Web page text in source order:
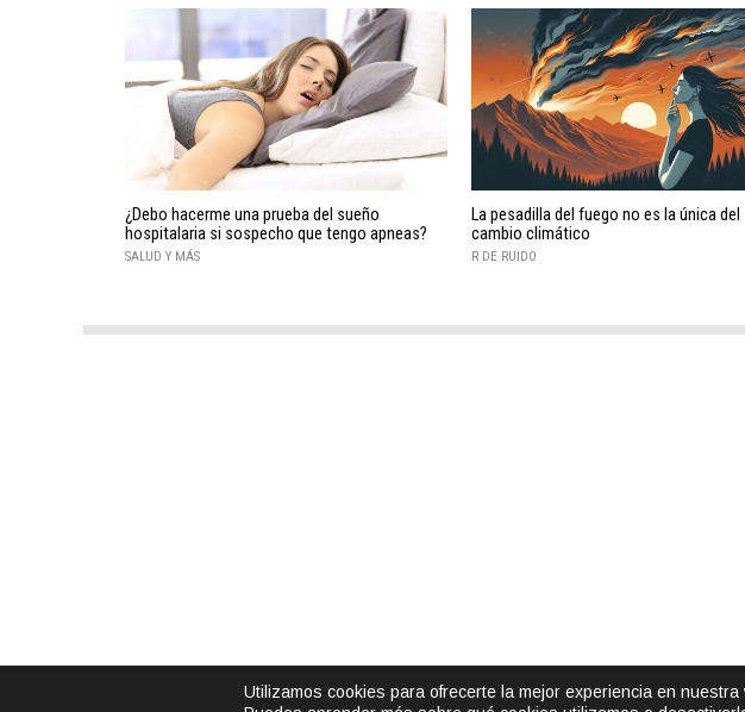
¿Debo hacerme una prueba del sueño
hospitalaria si sospecho que tengo apneas?
SALUD Y MÁS
La pesadilla del fuego no es la única del
cambio climático
R DE RUIDO
Utilizamos cookies para ofrecerte la mejor experiencia en nuestra